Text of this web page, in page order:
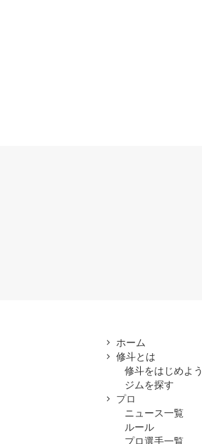
ホーム
修斗とは
修斗をはじめよう
ジムを探す
プロ
ニュース一覧
ルール
プロ選手一覧